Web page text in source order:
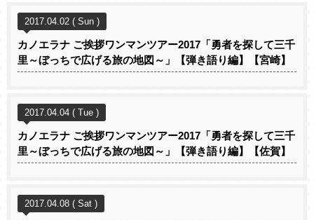
2017.04.02 ( Sun )
カノエラナ ご挨拶ワンマンツアー2017「勇者を探して三千
里～ぼっちで広げる旅の地図～」【弾き語り編】【宮崎】
2017.04.04 ( Tue )
カノエラナ ご挨拶ワンマンツアー2017「勇者を探して三千
里～ぼっちで広げる旅の地図～」【弾き語り編】【佐賀】
2017.04.08 ( Sat )